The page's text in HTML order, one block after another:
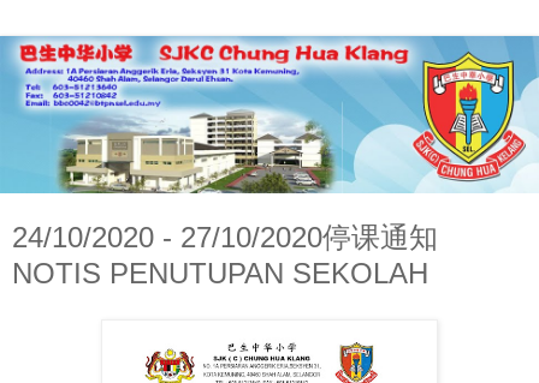
24/10/2020 - 27/10/2020停课通知
NOTIS PENUTUPAN SEKOLAH